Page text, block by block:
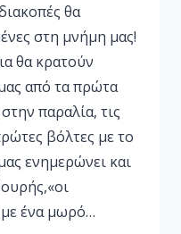
θα
στη μνήμη μας!
θα κρατούν
από τα πρώτα
παραλία, τις
βόλτες με το
ενημερώνει και
με ένα μωρό…